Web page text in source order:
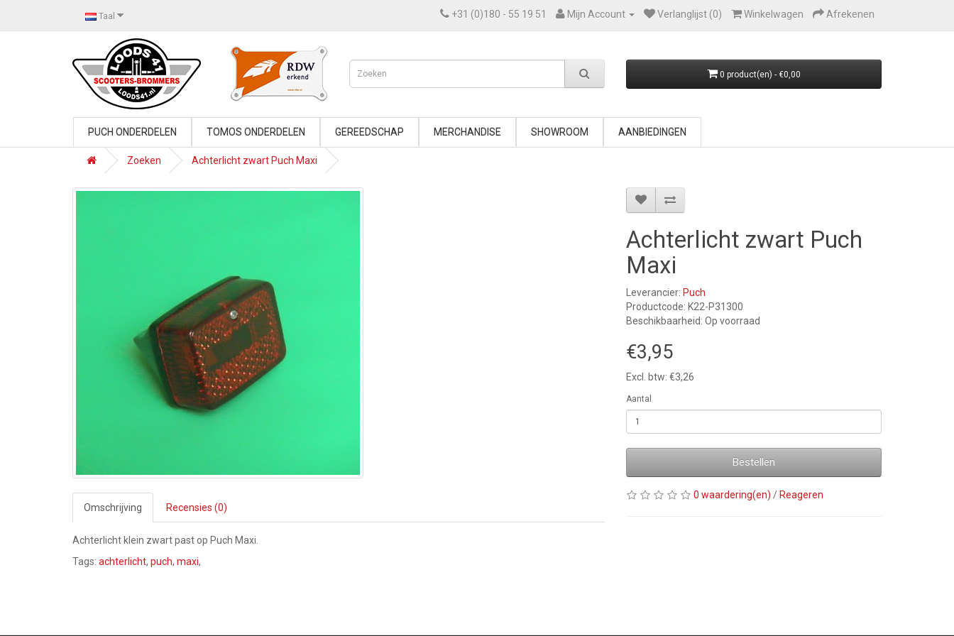
Taal +31 (0)180 - 55 19 51 Mijn Account Verlanglijst (0) Winkelwagen Afrekenen
0 product(en) - €0,00
PUCH ONDERDELEN TOMOS ONDERDELEN GEREEDSCHAP MERCHANDISE SHOWROOM AANBIEDINGEN
Zoeken Achterlicht zwart Puch Maxi
Omschrijving Recensies (0)
Achterlicht klein zwart past op Puch Maxi.
Achterlicht zwart Puch
Maxi
Leverancier: Puch
Productcode: K22-P31300
Beschikbaarheid: Op voorraad
€3,95
Excl. btw: €3,26
Aantal
Bestellen
0 waardering(en) / Reageren
Tags: achterlicht, puch, maxi,